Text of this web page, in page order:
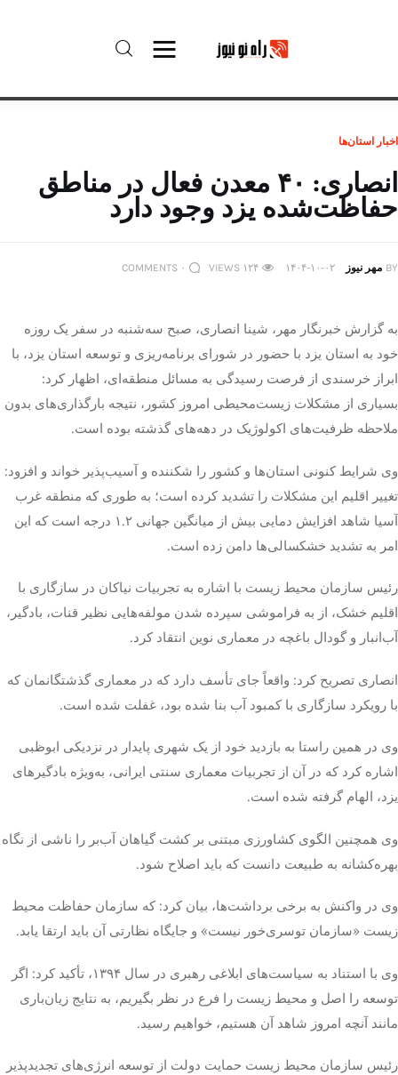
درباره راه‌ نو نیوز
ارتباط با راه‌ نو نیوز
حفظ حریم شخصی
تبلیغات راه نو نیوز
آوین دیلی
پایگاه خبری آبان
خرید موتور ایمپلنت
اخبار استان‌ها
انصاری: ۴۰ معدن فعال در مناطق
حفاظت‌شده یزد وجود دارد
BY مهر نیوز ۱۴۰۴-۱۰-۰۲ ۱۲۴ VIEWS ۰ COMMENTS
به گزارش خبرنگار مهر، شینا انصاری، صبح سه‌شنبه در سفر یک روزه
خود به استان یزد با حضور در شورای برنامه‌ریزی و توسعه استان یزد، با
ابراز خرسندی از فرصت رسیدگی به مسائل منطقه‌ای، اظهار کرد:
بسیاری از مشکلات زیست‌محیطی امروز کشور، نتیجه بارگذاری‌های بدون
ملاحظه ظرفیت‌های اکولوژیک در دهه‌های گذشته بوده است.
وی شرایط کنونی استان‌ها و کشور را شکننده و آسیب‌پذیر خواند و افزود:
تغییر اقلیم این مشکلات را تشدید کرده است؛ به طوری که منطقه غرب
آسیا شاهد افزایش دمایی بیش از میانگین جهانی ۱.۲ درجه است که این
امر به تشدید خشکسالی‌ها دامن زده است.
رئیس سازمان محیط زیست با اشاره به تجربیات نیاکان در سازگاری با
اقلیم خشک، از به فراموشی سپرده شدن مولفه‌هایی نظیر قنات، بادگیر،
آب‌انبار و گودال باغچه در معماری نوین انتقاد کرد.
انصاری تصریح کرد: واقعاً جای تأسف دارد که در معماری گذشتگانمان که
با رویکرد سازگاری با کمبود آب بنا شده بود، غفلت شده است.
وی در همین راستا به بازدید خود از یک شهری پایدار در نزدیکی ابوظبی
اشاره کرد که در آن از تجربیات معماری سنتی ایرانی، به‌ویژه بادگیرهای
یزد، الهام گرفته شده است.
وی همچنین الگوی کشاورزی مبتنی بر کشت گیاهان آب‌بر را ناشی از نگاه
بهره‌کشانه به طبیعت دانست که باید اصلاح شود.
وی در واکنش به برخی برداشت‌ها، بیان کرد: که سازمان حفاظت محیط
زیست «سازمان توسری‌خور نیست» و جایگاه نظارتی آن باید ارتقا یابد.
وی با استناد به سیاست‌های ابلاغی رهبری در سال ۱۳۹۴، تأکید کرد: اگر
توسعه را اصل و محیط زیست را فرع در نظر بگیریم، به نتایج زیان‌باری
مانند آنچه امروز شاهد آن هستیم، خواهیم رسید.
رئیس سازمان محیط زیست حمایت دولت از توسعه انرژی‌های تجدیدپذیر